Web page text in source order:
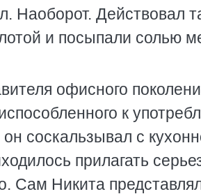
Наоборот. Действовал
и посыпали солью
офисного
к
соскальзывал с
прилагать
Сам Никита